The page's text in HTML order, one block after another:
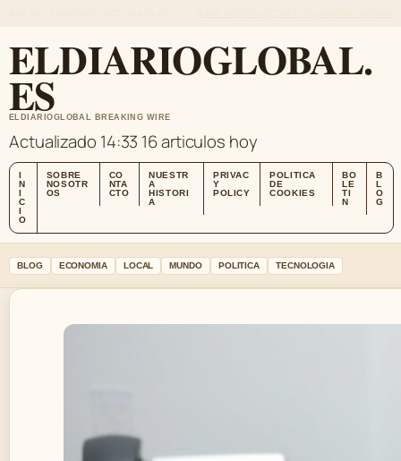
ELDIARIOGLOBAL.
ES
ELDIARIOGLOBAL BREAKING WIRE
Actualizado 14:33 16 articulos hoy
I
N
I
C
I
O
SOBRE
NOSOTR
OS
CO
NTA
CTO
NUESTR
A
HISTORI
A
PRIVAC
Y
POLICY
POLITICA
DE
COOKIES
BO
LE
TI
N
B
L
O
G
BLOG ECONOMIA LOCAL MUNDO POLITICA TECNOLOGIA